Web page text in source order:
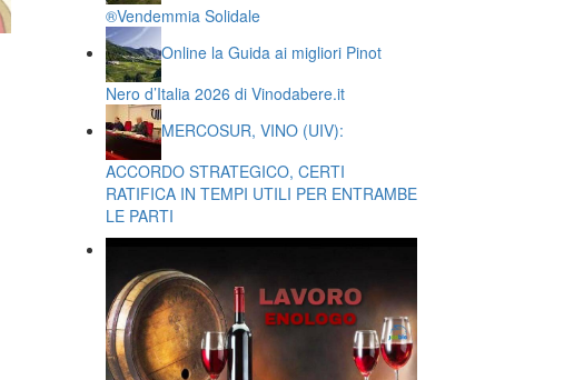
®️Vendemmia Solidale
Online la Guida ai migliori Pinot
Nero d’Italia 2026 di Vinodabere.it
MERCOSUR, VINO (UIV):
ACCORDO STRATEGICO, CERTI
RATIFICA IN TEMPI UTILI PER ENTRAMBE
LE PARTI